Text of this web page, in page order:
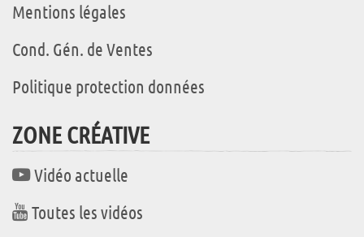
Mentions légales
Cond. Gén. de Ventes
Politique protection données
ZONE CRÉATIVE
Vidéo actuelle
Toutes les vidéos